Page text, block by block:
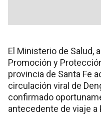
El Ministerio de Salud,
Promoción y
provincia de Santa Fe
circulación viral de
confirmado
antecedente de viaje a